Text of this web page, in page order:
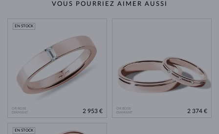
VOUS POURRIEZ AIMER AUSSI
OR ROSE
DIAMANT
EN STOCK
2 953 €
OR ROSE
DIAMANT
2 374 €
EN STOCK